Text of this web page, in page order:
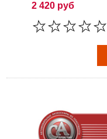
2 420 руб